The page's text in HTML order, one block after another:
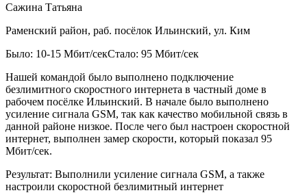
Сажина Татьяна
Раменский район, раб. посёлок Ильинский, ул. Ким
Было: 10-15 Мбит/секСтало: 95 Мбит/сек
Нашей командой было выполнено подключение
безлимитного скоростного интернета в частный доме в
рабочем посёлке Ильинский. В начале было выполнено
усиление сигнала GSM, так как качество мобильной связь в
данной районе низкое. После чего был настроен скоростной
интернет, выполнен замер скорости, который показал 95
Мбит/сек.
Результат: Выполнили усиление сигнала GSM, а также
настроили скоростной безлимитный интернет